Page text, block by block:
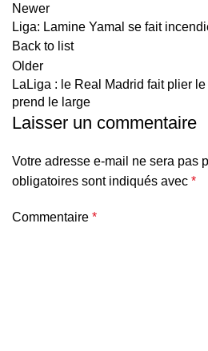
Newer
Liga: Lamine Yamal se fait
Back to list
Older
LaLiga : le Real Madrid fait plier
prend le large
Laisser un commentaire
Votre adresse e-mail ne sera pas
obligatoires sont indiqués avec *
Commentaire *